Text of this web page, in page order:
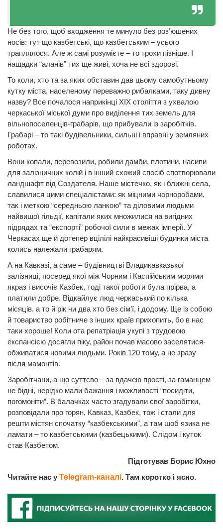
Не без того, щоб входження те минуло без роз’юшених
носів: тут що казбетські, що казбетським – усього
траплялося. Але ж самі розумієте – то трохи пізніше. І
нащадки “аланів” тих ще живі, хоча не всі здорові.
То коли, хто та за яких обставин дав цьому самобутньому
кутку міста, населеному переважно рибалками, таку дивну
назву? Все почалося наприкінці ХІХ століття з ухвалою
черкаської міської думи про виділення тих земель для
вільнопоселенців-грабарів, що прибували із заробітків.
Грабарі – то такі будівельники, сильні і вправні у земляних
роботах.
Вони копали, перевозили, робили дамби, плотини, насипи
для залізничних колій і в інший схожий спосіб спотворювали
ландшафт від Создателя. Наше містечко, як і ближні села,
славилися цими спеціалістами: як міцними чорноробами,
так і меткою “середньою ланкою” та діловими людьми
найвищої гільдії, капітали яких множилися на вигідних
підрядах та “експорті” робочої сили в межах імперії. У
Черкасах ще й дотепер вцілілі найкрасивіші будинки міста
колись належали грабарям.
А на Кавказі, а саме – будівництві Владикавказької
залізниці, посеред якої між Чорним і Каспійським морями
якраз і височіє Казбек, тоді такої роботи була прірва, а
платили добре. Відкайлує люд черкаський по кілька
місяців, а то й рік чи два хто без сім’ї, і додому. Ще із собою
й товариство робітниче з інших країв прихопить, бо в нас
таки хороше! Коли ота репатріація укупі з трудовою
експансією досягли піку, район почав масово заселятися-
обживатися новими людьми. Років 120 тому, а не зразу
після мамонтів.
Заробітчани, а що суттєво – за вдачею прості, за гаманцем
не бідні, нерідко мали бажання і можливості “посидіти,
погомоніти”. В балачках часто згадували свої заробітки,
розповідали про горян, Кавказ, Казбек, тож і стали для
решти містян спочатку “казбекськими”, а там щоб язика не
ламати – то казбетськими (казбецькими). Слідом і куток
став Казбетом.
Підготував Борис Юхно
Читайте нас у Telegram-каналі. Там коротко і ясно.